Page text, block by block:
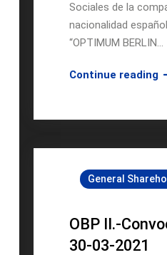
Sociales de la
nacionalidad
“OPTIMUM BERLIN…
Continue reading
General
OBP II.-
30-03-2021